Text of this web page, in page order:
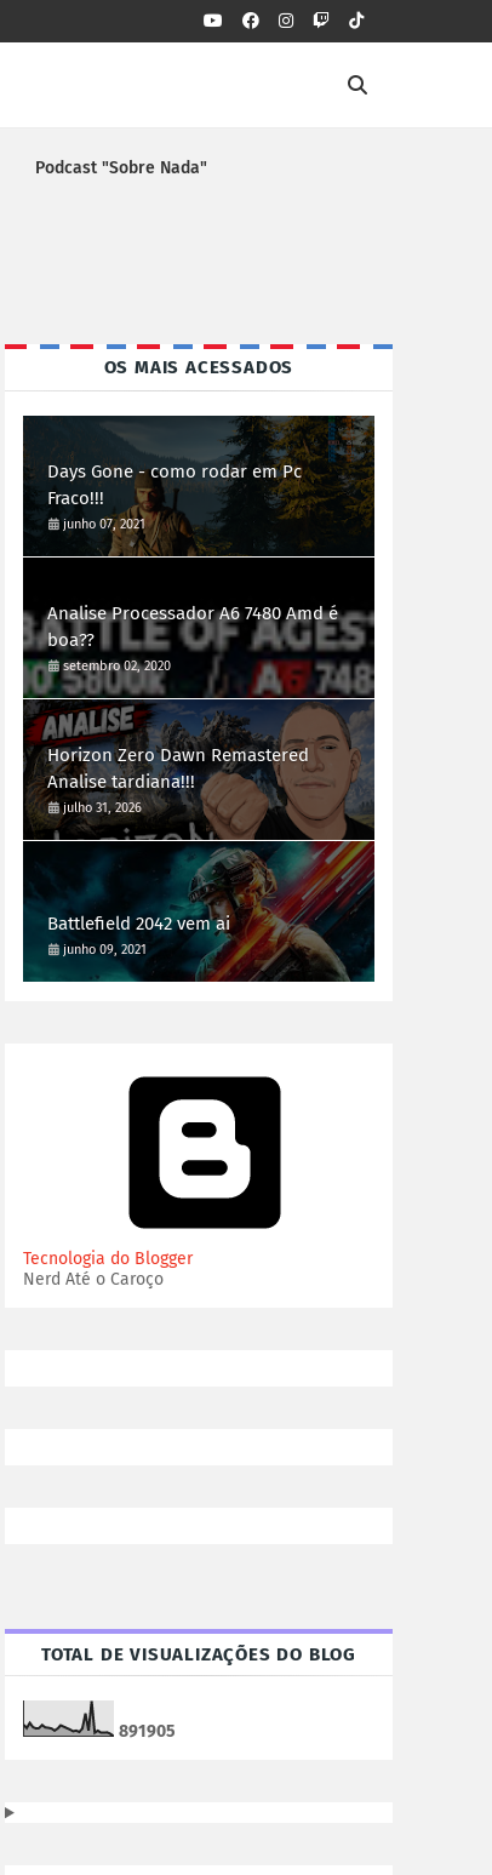
Podcast "Sobre Nada"
OS MAIS ACESSADOS
Days Gone - como rodar em Pc
Fraco!!!
junho 07, 2021
Analise Processador A6 7480 Amd é
boa??
setembro 02, 2020
Horizon Zero Dawn Remastered
Analise tardiana!!!
julho 31, 2026
Battlefield 2042 vem ai
junho 09, 2021
Tecnologia do Blogger
Nerd Até o Caroço
TOTAL DE VISUALIZAÇÕES DO BLOG
891905